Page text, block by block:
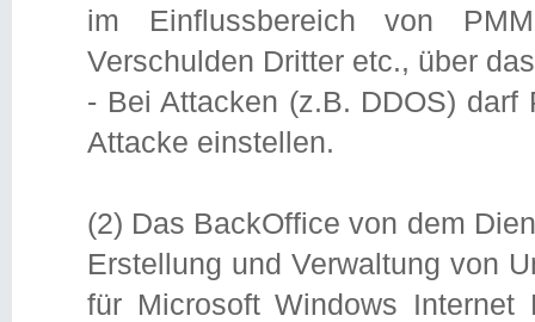
im Einflussbereich von
Verschulden Dritter etc., über
- Bei Attacken (z.B. DDOS)
Attacke einstellen.
(2) Das BackOffice von dem
Erstellung und Verwaltung von
für Microsoft Windows